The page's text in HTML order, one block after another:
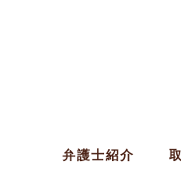
弁護士紹介